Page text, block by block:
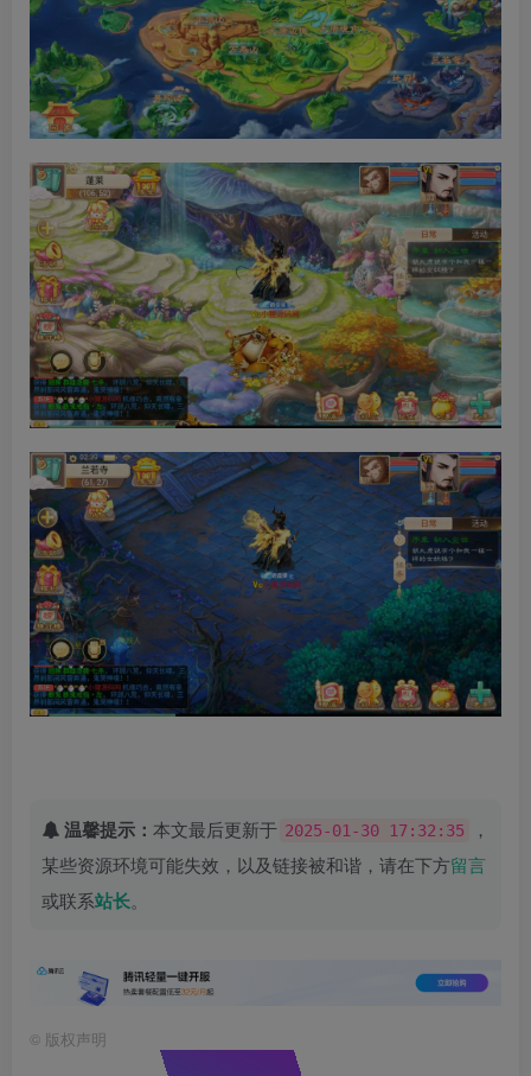
温馨提示： 本文最后更新于 2025-01-30 17:32:35
，
某些资源环境可能失效，以及链接被和谐，请在下方留言
或联系站长。
© 版权声明